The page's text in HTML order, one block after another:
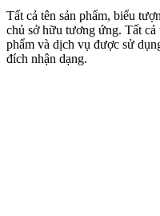
Tất cả tên sản phẩm, biểu
chủ sở hữu tương ứng. Tất
phẩm và dịch vụ được sử
đích nhận dạng.